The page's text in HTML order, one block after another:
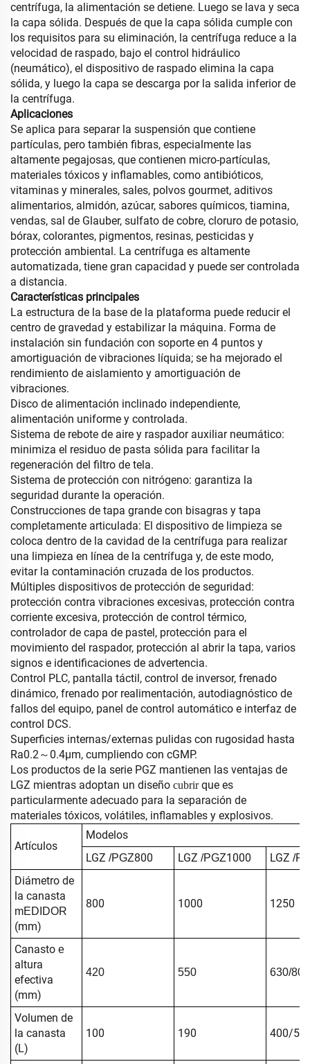
centrífuga, la alimentación se detiene. Luego se lava y seca
la capa sólida. Después de que la capa sólida cumple con
los requisitos para su eliminación, la centrífuga reduce a la
velocidad de raspado, bajo el control hidráulico
(neumático), el dispositivo de raspado elimina la capa
sólida, y luego la capa se descarga por la salida inferior de
la centrífuga.
Aplicaciones
Se aplica para separar la suspensión que contiene
partículas, pero también fibras, especialmente las
altamente pegajosas, que contienen micro-partículas,
materiales tóxicos y inflamables, como antibióticos,
vitaminas y minerales, sales, polvos gourmet, aditivos
alimentarios, almidón, azúcar, sabores químicos, tiamina,
vendas, sal de Glauber, sulfato de cobre, cloruro de potasio,
bórax, colorantes, pigmentos, resinas, pesticidas y
protección ambiental. La centrífuga es altamente
automatizada, tiene gran capacidad y puede ser controlada
a distancia.
Características principales
La estructura de la base de la plataforma puede reducir el
centro de gravedad y estabilizar la máquina. Forma de
instalación sin fundación con soporte en 4 puntos y
amortiguación de vibraciones líquida; se ha mejorado el
rendimiento de aislamiento y amortiguación de
vibraciones.
Disco de alimentación inclinado independiente,
alimentación uniforme y controlada.
Sistema de rebote de aire y raspador auxiliar neumático:
minimiza el residuo de pasta sólida para facilitar la
regeneración del filtro de tela.
Sistema de protección con nitrógeno: garantiza la
seguridad durante la operación.
Construcciones de tapa grande con bisagras y tapa
completamente articulada: El dispositivo de limpieza se
coloca dentro de la cavidad de la centrífuga para realizar
una limpieza en línea de la centrífuga y, de este modo,
evitar la contaminación cruzada de los productos.
Múltiples dispositivos de protección de seguridad:
protección contra vibraciones excesivas, protección contra
corriente excesiva, protección de control térmico,
controlador de capa de pastel, protección para el
movimiento del raspador, protección al abrir la tapa, varios
signos e identificaciones de advertencia.
Control PLC, pantalla táctil, control de inversor, frenado
dinámico, frenado por realimentación, autodiagnóstico de
fallos del equipo, panel de control automático e interfaz de
control DCS.
Superficies internas/externas pulidas con rugosidad hasta
Ra0.2～0.4μm, cumpliendo con cGMP.
Los productos de la serie PGZ mantienen las ventajas de
LGZ mientras adoptan un diseño cubrirque es
particularmente adecuado para la separación de
materiales tóxicos, volátiles, inflamables y explosivos.
Artículos
Modelos
LGZ /PGZ800 LGZ /PGZ1000 LGZ /
Diámetro de
la canasta
mEDIDOR
(mm)
800 1000 1250
Canasto e
altura
efectiva
(mm)
420 550 630/800
Volumen de
la canasta
(L)
100 190 400/